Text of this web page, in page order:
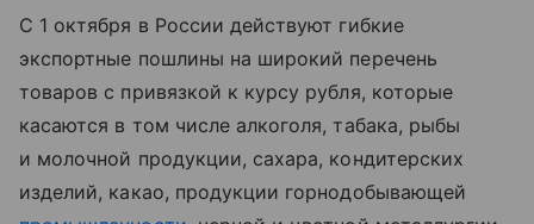
С 1 октября в России действуют гибкие
экспортные пошлины на широкий перечень
товаров с привязкой к курсу рубля, которые
касаются в том числе алкоголя, табака, рыбы
и молочной продукции, сахара, кондитерских
изделий, какао, продукции горнодобывающей